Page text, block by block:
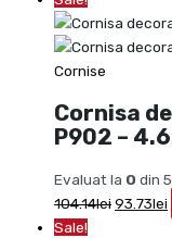
Cornise
Cornisa
P902 –
Evaluat la 0 din 5
104.14lei93.73lei
Sale!